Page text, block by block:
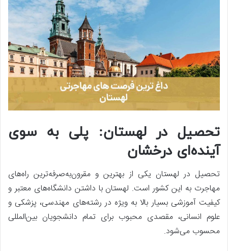
تحصیل در لهستان: پلی به سوی
آینده‌ای درخشان
تحصیل در لهستان یکی از بهترین و مقرون‌به‌صرفه‌ترین راه‌های
مهاجرت به این کشور است. لهستان با داشتن دانشگاه‌های معتبر و
کیفیت آموزشی بسیار بالا به ویژه در رشته‌های مهندسی، پزشکی و
علوم انسانی، مقصدی محبوب برای تمام دانشجویان بین‌المللی
محسوب می‌شود.